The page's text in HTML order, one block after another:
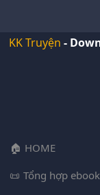
KK Truyện -
HOME
Tổng hợp